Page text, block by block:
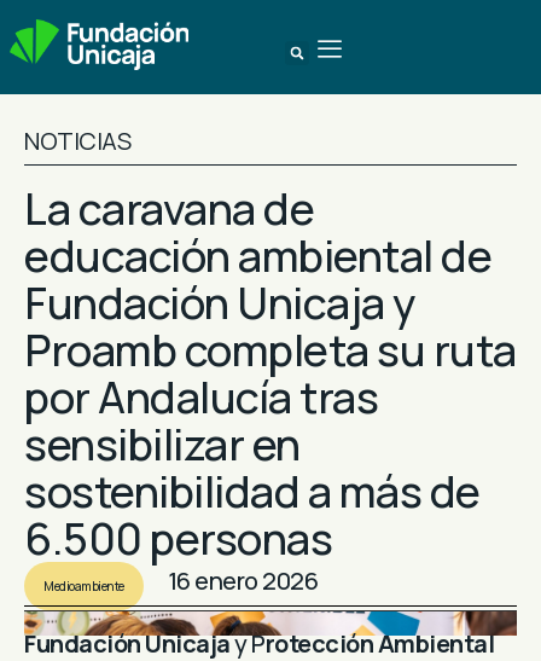
NOTICIAS
La caravana de
educación ambiental de
Fundación Unicaja y
Proamb completa su ruta
por Andalucía tras
sensibilizar en
sostenibilidad a más de
6.500 personas
Medioambiente
16 enero 2026
Fundación Unicajay Protección Ambiental